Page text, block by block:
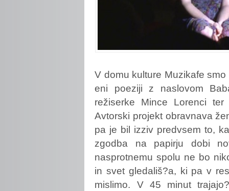
V domu kulture Muzikafe
eni poeziji z naslovom
režiserke Mince Lorenci
Avtorski projekt obravnava
pa je bil izziv predvsem to,
zgodba na papirju dobi
nasprotnemu spolu ne bo
in svet gledališ?a, ki pa v
mislimo. V 45 minut